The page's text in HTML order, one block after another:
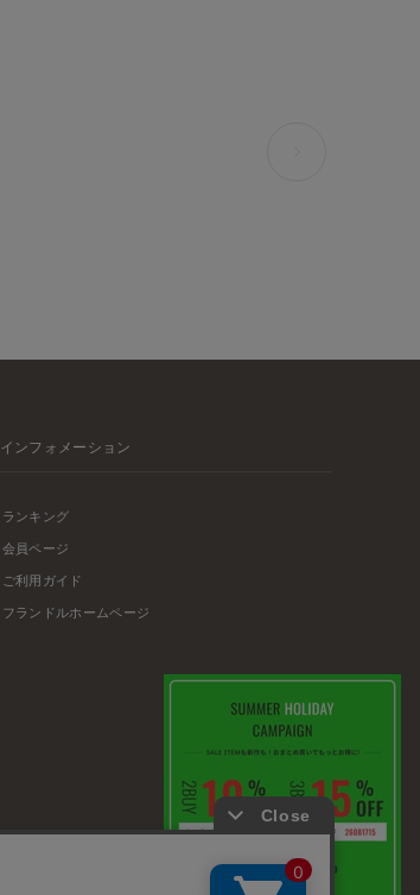
インフォメーション
ランキング
会員ページ
ご利用ガイド
フランドルホームページ